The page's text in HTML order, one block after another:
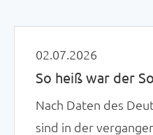
02.07.2026
So heiß war der
Nach Daten des
sind in der